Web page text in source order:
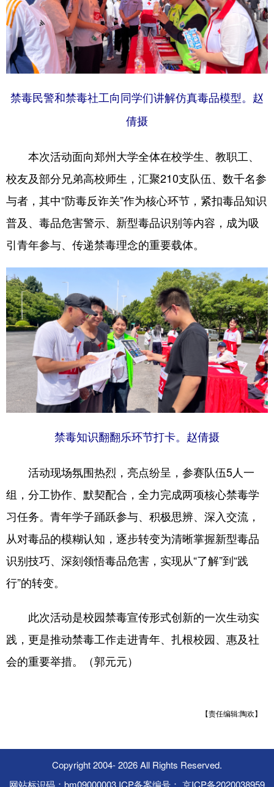
禁毒民警和禁毒社工向同学们讲解仿真毒品模型。赵
倩摄
本次活动面向郑州大学全体在校学生、教职工、
校友及部分兄弟高校师生，汇聚210支队伍、数千名参
与者，其中“防毒反诈关”作为核心环节，紧扣毒品知识
普及、毒品危害警示、新型毒品识别等内容，成为吸
引青年参与、传递禁毒理念的重要载体。
禁毒知识翻翻乐环节打卡。赵倩摄
活动现场氛围热烈，亮点纷呈，参赛队伍5人一
组，分工协作、默契配合，全力完成两项核心禁毒学
习任务。青年学子踊跃参与、积极思辨、深入交流，
从对毒品的模糊认知，逐步转变为清晰掌握新型毒品
识别技巧、深刻领悟毒品危害，实现从“了解”到“践
行”的转变。
此次活动是校园禁毒宣传形式创新的一次生动实
践，更是推动禁毒工作走进青年、扎根校园、惠及社
会的重要举措。（郭元元）
【责任编辑:陶欢】
Copyright 2004-2026 All Rights Reserved.
网站标识码：bm09000003 ICP备案编号： 京ICP备2020038959